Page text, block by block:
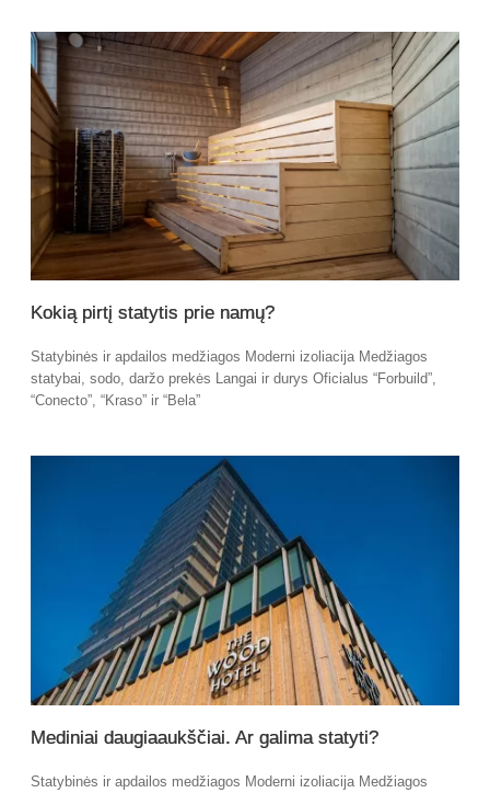
Kokią pirtį statytis prie namų?
Statybinės ir apdailos medžiagos Moderni izoliacija Medžiagos
statybai, sodo, daržo prekės Langai ir durys Oficialus “Forbuild”,
“Conecto”, “Kraso” ir “Bela”
Mediniai daugiaaukščiai. Ar galima statyti?
Statybinės ir apdailos medžiagos Moderni izoliacija Medžiagos